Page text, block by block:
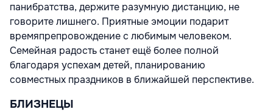
панибратства, держите разумную дистанцию, не
говорите лишнего. Приятные эмоции подарит
времяпрепровождение с любимым человеком.
Семейная радость станет ещё более полной
благодаря успехам детей, планированию
совместных праздников в ближайшей перспективе.
БЛИЗНЕЦЫ